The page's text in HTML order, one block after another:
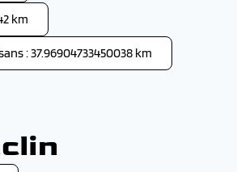
km
: 37.96904733450038 km